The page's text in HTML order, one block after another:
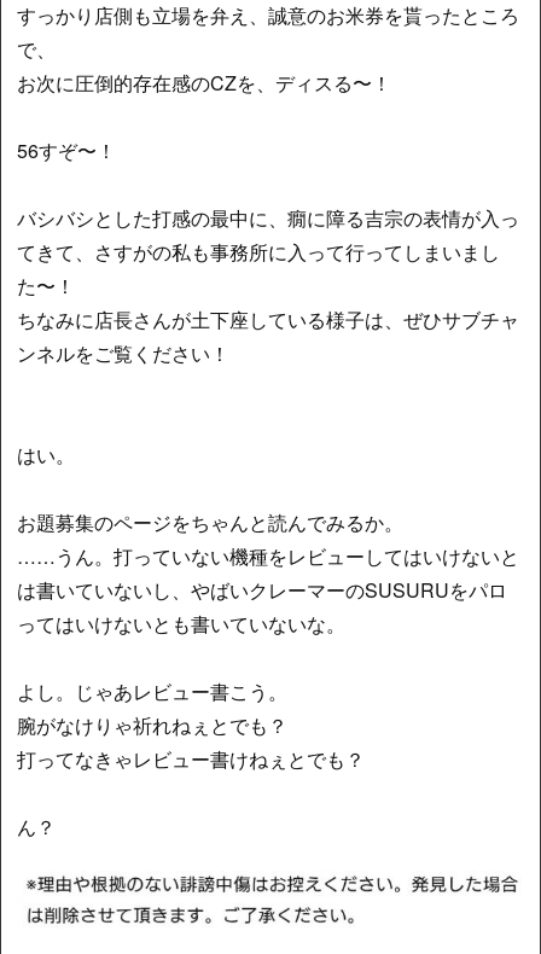
すっかり店側も立場を弁え、誠意のお米券を貰ったところ
で、
お次に圧倒的存在感のCZを、ディスる〜！
56すぞ〜！
バシバシとした打感の最中に、癇に障る吉宗の表情が入っ
てきて、さすがの私も事務所に入って行ってしまいまし
た〜！
ちなみに店長さんが土下座している様子は、ぜひサブチャ
ンネルをご覧ください！
はい。
お題募集のページをちゃんと読んでみるか。
……うん。打っていない機種をレビューしてはいけないと
は書いていないし、やばいクレーマーのSUSURUをパロ
ってはいけないとも書いていないな。
よし。じゃあレビュー書こう。
腕がなけりゃ祈れねぇとでも？
打ってなきゃレビュー書けねぇとでも？
ん？